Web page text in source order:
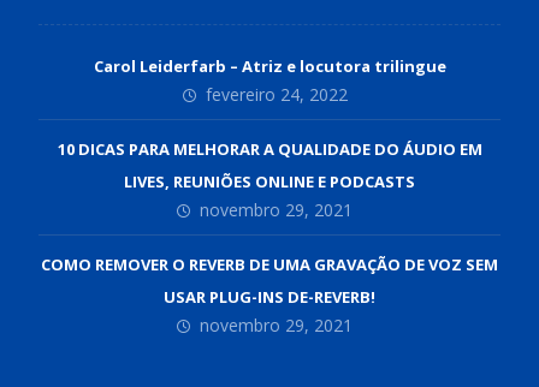
Carol Leiderfarb – Atriz e locutora trilingue
fevereiro 24, 2022
10 DICAS PARA MELHORAR A QUALIDADE DO ÁUDIO EM
LIVES, REUNIÕES ONLINE E PODCASTS
novembro 29, 2021
COMO REMOVER O REVERB DE UMA GRAVAÇÃO DE VOZ SEM
USAR PLUG-INS DE-REVERB!
novembro 29, 2021